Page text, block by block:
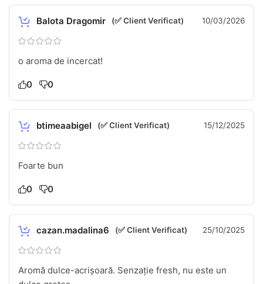
Balota Dragomir (✅ Client Verificat) 10/03/2026
o aroma de incercat!
0 0
btimeaabigel (✅ Client Verificat) 15/12/2025
Foarte bun
0 0
cazan.madalina6 (✅ Client Verificat) 25/10/2025
Aromă dulce-acrișoară. Senzație fresh, nu este un